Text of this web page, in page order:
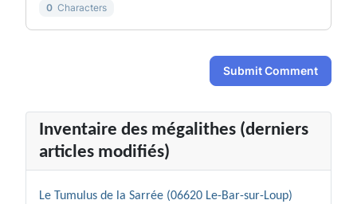
0 Characters
Submit Comment
Inventaire des mégalithes (derniers
articles modifiés)
Le Tumulus de la Sarrée (06620 Le-Bar-sur-Loup)